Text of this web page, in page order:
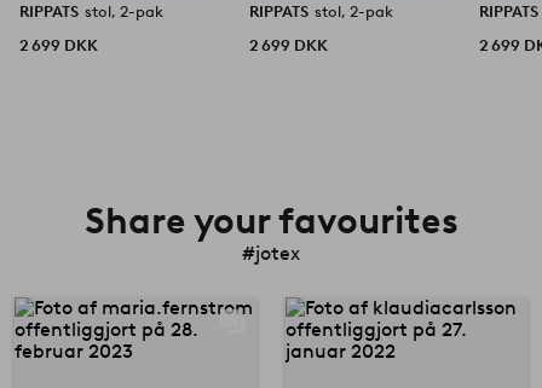
RIPPATS stol, 2-pak
2 699 DKK
RIPPATS stol, 2-pak
2 699 DKK
RIPPATS
2 699
Share your favourites
#jotex